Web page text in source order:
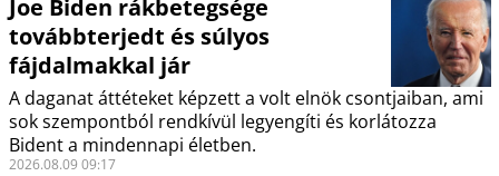
Joe Biden rákbetegsége
továbbterjedt és súlyos
fájdalmakkal jár
A daganat áttéteket képzett a volt elnök csontjaiban, ami
sok szempontból rendkívül legyengíti és korlátozza
Bident a mindennapi életben.
2026.08.09 09:17